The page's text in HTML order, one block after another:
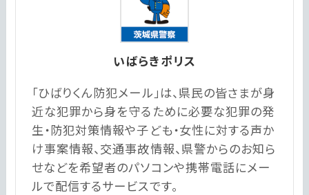
いばらきポリス
「ひばりくん防犯メール」は、県民の皆さまが身
近な犯罪から身を守るために必要な犯罪の発
生・防犯対策情報や子ども・女性に対する声か
け事案情報、交通事故情報、県警からのお知ら
せなどを希望者のパソコンや携帯電話にメー
ルで配信するサービスです。